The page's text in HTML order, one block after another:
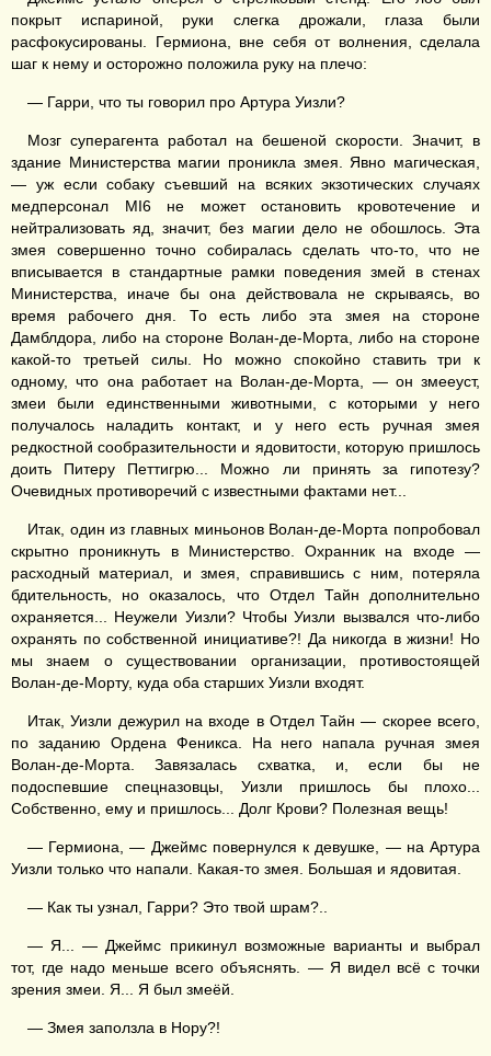
покрыт испариной, руки слегка дрожали, глаза были
расфокусированы. Гермиона, вне себя от волнения, сделала
шаг к нему и осторожно положила руку на плечо:
— Гарри, что ты говорил про Артура Уизли?
Мозг суперагента работал на бешеной скорости. Значит, в
здание Министерства магии проникла змея. Явно магическая,
— уж если собаку съевший на всяких экзотических случаях
медперсонал MI6 не может остановить кровотечение и
нейтрализовать яд, значит, без магии дело не обошлось. Эта
змея совершенно точно собиралась сделать что-то, что не
вписывается в стандартные рамки поведения змей в стенах
Министерства, иначе бы она действовала не скрываясь, во
время рабочего дня. То есть либо эта змея на стороне
Дамблдора, либо на стороне Волан-де-Морта, либо на стороне
какой-то третьей силы. Но можно спокойно ставить три к
одному, что она работает на Волан-де-Морта, — он змееуст,
змеи были единственными животными, с которыми у него
получалось наладить контакт, и у него есть ручная змея
редкостной сообразительности и ядовитости, которую пришлось
доить Питеру Петтигрю... Можно ли принять за гипотезу?
Очевидных противоречий с известными фактами нет...
Итак, один из главных миньонов Волан-де-Морта попробовал
скрытно проникнуть в Министерство. Охранник на входе —
расходный материал, и змея, справившись с ним, потеряла
бдительность, но оказалось, что Отдел Тайн дополнительно
охраняется... Неужели Уизли? Чтобы Уизли вызвался что-либо
охранять по собственной инициативе?! Да никогда в жизни! Но
мы знаем о существовании организации, противостоящей
Волан-де-Морту, куда оба старших Уизли входят.
Итак, Уизли дежурил на входе в Отдел Тайн — скорее всего,
по заданию Ордена Феникса. На него напала ручная змея
Волан-де-Морта. Завязалась схватка, и, если бы не
подоспевшие спецназовцы, Уизли пришлось бы плохо...
Собственно, ему и пришлось... Долг Крови? Полезная вещь!
— Гермиона, — Джеймс повернулся к девушке, — на Артура
Уизли только что напали. Какая-то змея. Большая и ядовитая.
— Как ты узнал, Гарри? Это твой шрам?..
— Я... — Джеймс прикинул возможные варианты и выбрал
тот, где надо меньше всего объяснять. — Я видел всё с точки
зрения змеи. Я... Я был змеёй.
— Змея заползла в Нору?!